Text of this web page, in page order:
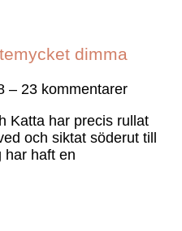
dimma
23 kommentarer
Katta har precis rullat
och siktat söderut till
har haft en